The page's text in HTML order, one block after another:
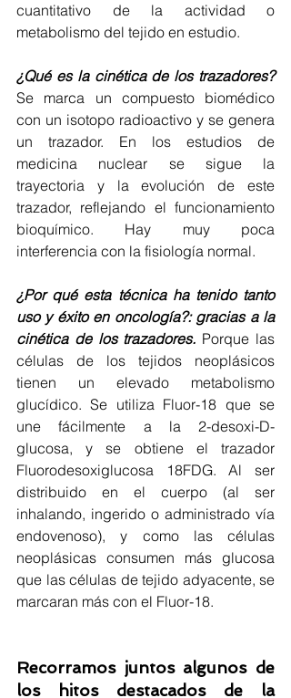
cuantitativo de la actividad o
metabolismo del tejido en estudio.
¿Qué es la cinética de los trazadores?
Se marca un compuesto biomédico
con un isotopo radioactivo y se genera
un trazador. En los estudios de
medicina nuclear se sigue la
trayectoria y la evolución de este
trazador, reflejando el funcionamiento
bioquímico. Hay muy poca
interferencia con la fisiología normal.
¿Por qué esta técnica ha tenido tanto
uso y éxito en oncología?: gracias a la
cinética de los trazadores. Porque las
células de los tejidos neoplásicos
tienen un elevado metabolismo
glucídico. Se utiliza Fluor-18 que se
une fácilmente a la 2-desoxi-D-
glucosa, y se obtiene el trazador
Fluorodesoxiglucosa 18FDG. Al ser
distribuido en el cuerpo (al ser
inhalando, ingerido o administrado vía
endovenoso), y como las células
neoplásicas consumen más glucosa
que las células de tejido adyacente, se
marcaran más con el Fluor-18.
Recorramos juntos algunos de
los hitos destacados de la